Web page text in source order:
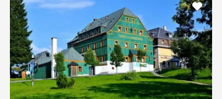
Pridať
do